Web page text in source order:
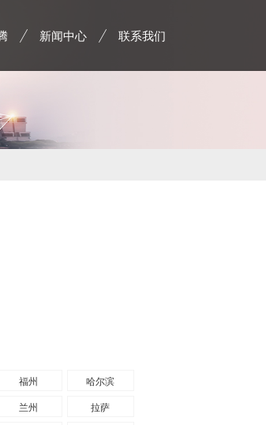
新闻中心 联系我们
福州
哈尔滨
兰州
拉萨